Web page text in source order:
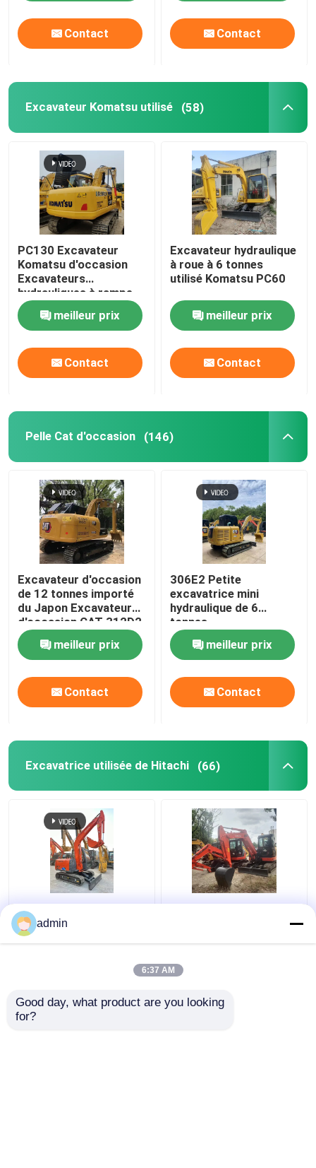
Chargeur de remorque
Contact Contact
Excavateur Komatsu utilisé (58)
PC130 Excavateur
Komatsu d'occasion
Excavateurs
hydrauliques à rampe
de 13 tonnes
meilleur prix
Contact
Excavateur hydraulique
à roue à 6 tonnes
utilisé Komatsu PC60
meilleur prix
Contact
Pelle Cat d'occasion (146)
Excavateur d'occasion
de 12 tonnes importé
du Japon Excavateur
d'occasion CAT 312D2
meilleur prix
Contact
306E2 Petite
excavatrice mini
hydraulique de 6
tonnes
meilleur prix
Contact
Excavatrice utilisée de Hitachi (66)
ZX60 Hydraulique
utilisée Hitachi
Excavator facile à
La pelle usinée Hitachi
admin
6:37 AM
Good day, what product are you looking
for?